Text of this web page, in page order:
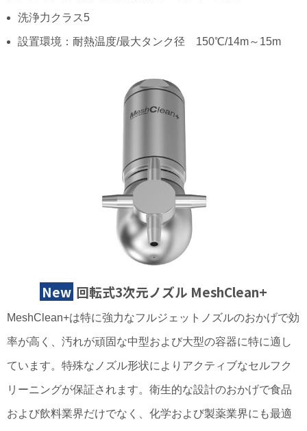
洗浄力クラス5
設置環境：耐熱温度/最大タンク径 150℃/14m～15m
New 回転式3次元ノズル MeshClean+
MeshClean+は特に強力なフルジェットノズルのおかげで効
率が高く、汚れが頑固な中型および大型の容器に特に適し
ています。特殊なノズル形状によりアクティブなセルフク
リーニングが保証されます。衛生的な設計のおかげで食品
および飲料業界だけでなく、化学および製薬業界にも最適